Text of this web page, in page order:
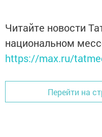
Читайте новости
национальном
https://max.ru/
Перейти на